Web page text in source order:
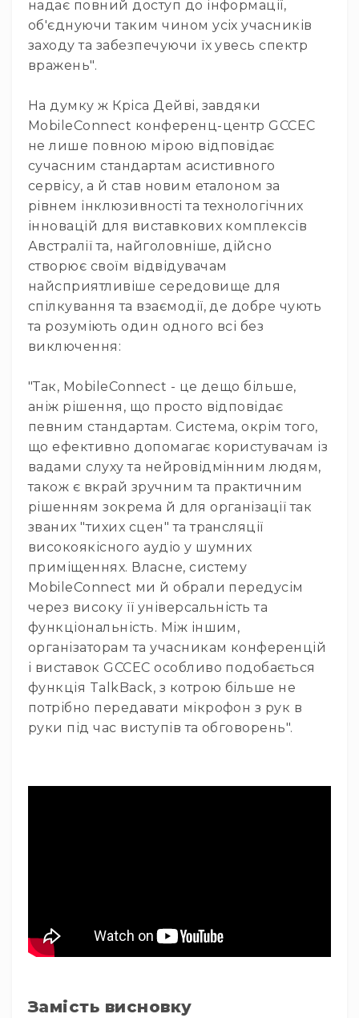
Генератори
піни
Генератори
мильних
бульбашок
Рідина
для
Управління
DMX-
інтерфейси
DMX
контролери
Приймально-
передавачі
контролери
Сплітери,
розподільники
Контролери
для
управління
DMX
декодери
Аксесуари
Кріплення
для
світлових
приладів
Лампи
Інше
Талі,
лебідки
Різне
Проектори
надає повний доступ до інформації,
об'єднуючи таким чином усіх учасників
заходу та забезпечуючи їх увесь спектр
вражень".
На думку ж Кріса Дейві, завдяки
MobileConnect конференц-центр GCCEC
не лише повною мірою відповідає
сучасним стандартам асистивного
сервісу, а й став новим еталоном за
рівнем інклюзивності та технологічних
інновацій для виставкових комплексів
Австралії та, найголовніше, дійсно
створює своїм відвідувачам
найсприятливіше середовище для
спілкування та взаємодії, де добре чують
та розуміють один одного всі без
виключення:
"Так, MobileConnect - це дещо більше,
аніж рішення, що просто відповідає
певним стандартам. Система, окрім того,
що ефективно допомагає користувачам із
вадами слуху та нейровідмінним людям,
також є вкрай зручним та практичним
рішенням зокрема й для організації так
званих "тихих сцен" та трансляції
високоякісного аудіо у шумних
приміщеннях. Власне, систему
MobileConnect ми й обрали передусім
через високу її універсальність та
функціональність. Між іншим,
організаторам та учасникам конференцій
і виставок GCCEC особливо подобається
функція TalkBack, з котрою більше не
потрібно передавати мікрофон з рук в
руки під час виступів та обговорень".
Замість висновку